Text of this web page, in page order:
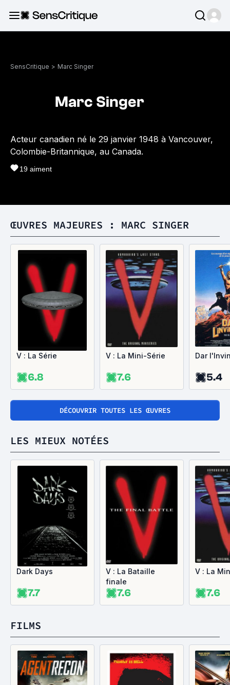
SensCritique > Marc Singer
Marc Singer
Acteur canadien né le 29 janvier 1948 à Vancouver,
Colombie-Britannique, au Canada.
19 aiment
ŒUVRES MAJEURES : MARC SINGER
V : La Série
6.8
V : La Mini-Série
7.6
Dar
5.4
DÉCOUVRIR TOUTES LES ŒUVRES
LES MIEUX NOTÉES
Dark Days
7.7
V : La Bataille
finale
7.6
V : La
7.6
FILMS